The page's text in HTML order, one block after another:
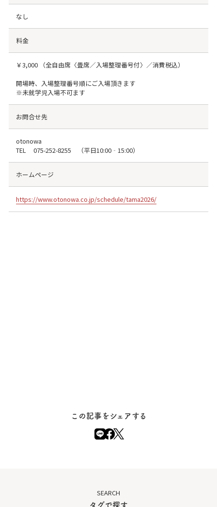
なし
料金
￥3,000 （全自由席〈畳席／入場整理番号付〉／消費税込）
開場時、入場整理番号順にご入場頂きます
※未就学児入場不可ます
お問合せ先
otonowa
TEL 075-252-8255 （平日10:00‐15:00）
ホームページ
https://www.otonowa.co.jp/schedule/tama2026/
この記事をシェアする
SEARCH
タグで探す